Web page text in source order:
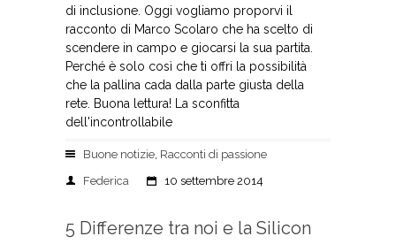
di inclusione. Oggi vogliamo proporvi il
racconto di Marco Scolaro che ha scelto di
scendere in campo e giocarsi la sua partita.
Perché è solo così che ti offri la possibilità
che la pallina cada dalla parte giusta della
rete. Buona lettura! La sconfitta
dell'incontrollabile
Buone notizie, Racconti di passione
Federica
10 settembre 2014
5 Differenze tra noi e la Silicon